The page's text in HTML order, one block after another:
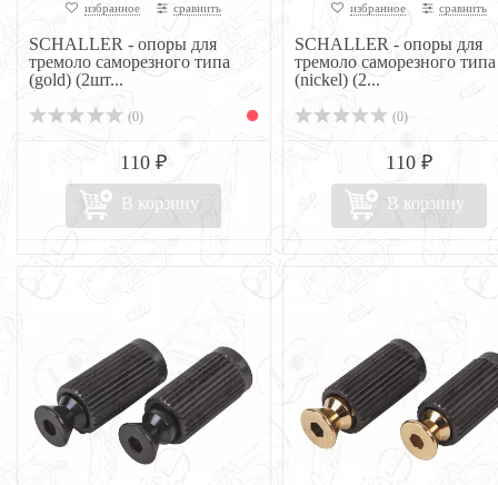
избранное сравнить
SCHALLER - опоры для
тремоло саморезного типа
(gold) (2шт...
(0)
110 ₽
В корзину
избранное сравнить
SCHALLER - опоры для
тремоло саморезного типа
(nickel) (2...
(0)
110 ₽
В корзину